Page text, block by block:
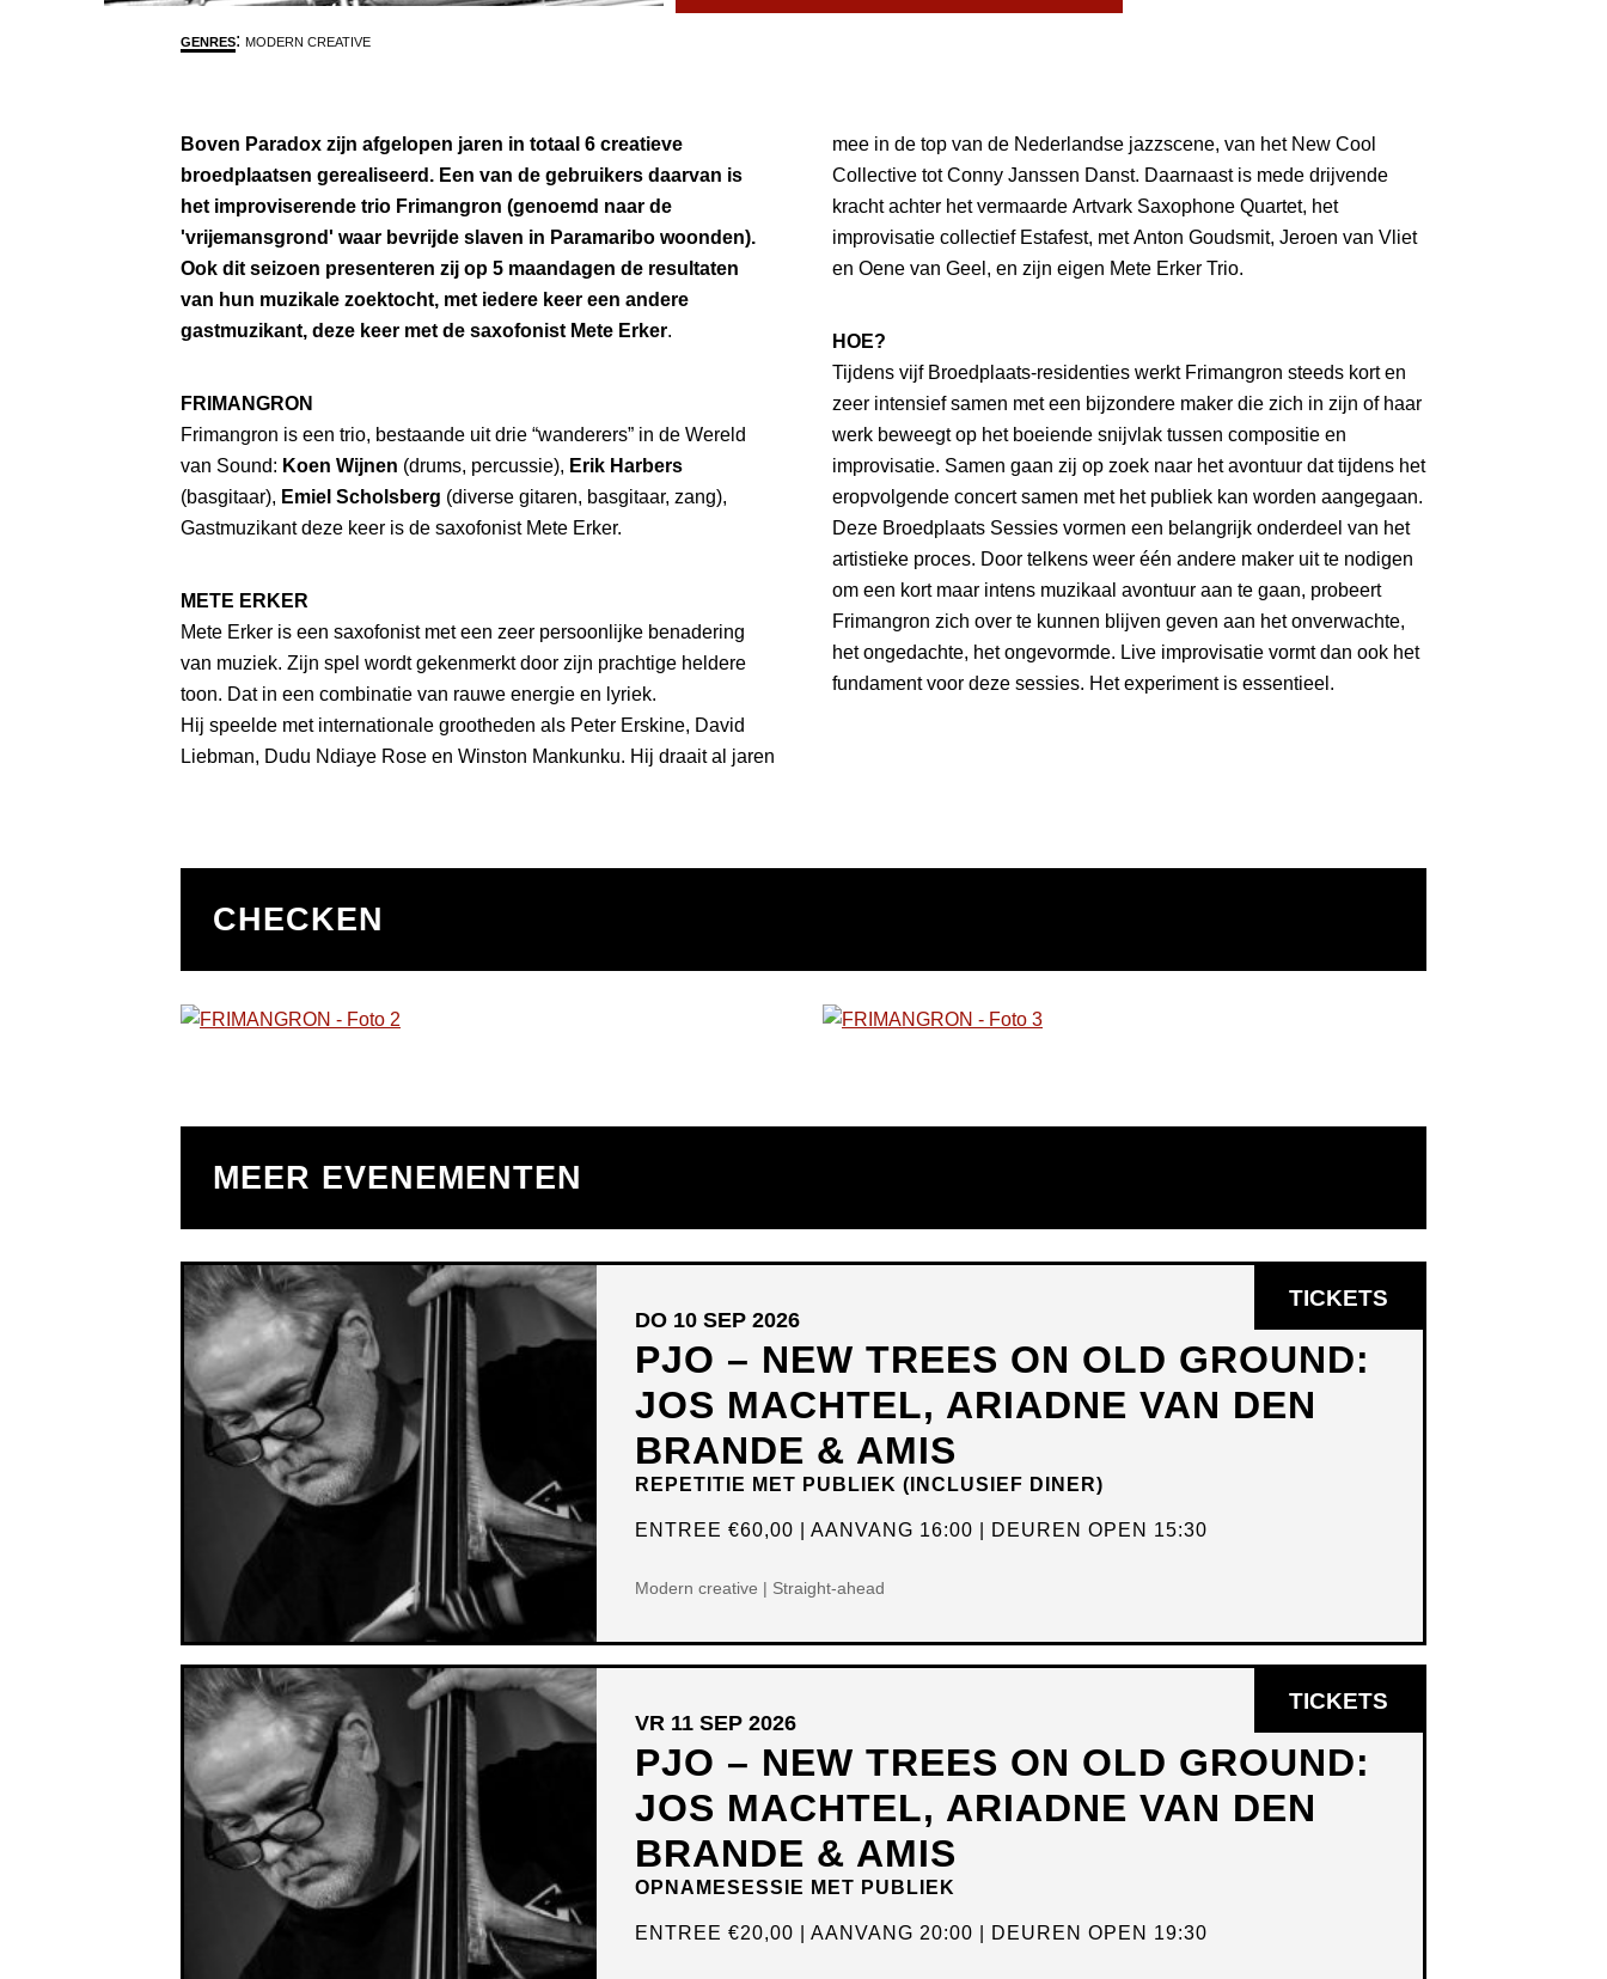
GENRES: MODERN CREATIVE
Boven Paradox zijn afgelopen jaren in totaal 6 creatieve
broedplaatsen gerealiseerd. Een van de gebruikers daarvan is
het improviserende trio Frimangron (genoemd naar de
'vrijemansgrond' waar bevrijde slaven in Paramaribo woonden).
Ook dit seizoen presenteren zij op 5 maandagen de resultaten
van hun muzikale zoektocht, met iedere keer een andere
gastmuzikant, deze keer met de saxofonist Mete Erker.
FRIMANGRON
Frimangron is een trio, bestaande uit drie “wanderers” in de Wereld
van Sound: Koen Wijnen (drums, percussie), Erik Harbers
(basgitaar), Emiel Scholsberg
Gastmuzikant deze keer is de saxofonist Mete Erker.
METE ERKER
Mete Erker is een saxofonist met een zeer persoonlijke benadering
van muziek. Zijn spel wordt gekenmerkt door zijn prachtige heldere
toon. Dat in een combinatie van rauwe energie en lyriek.
Hij speelde met internationale grootheden als Peter Erskine, David
Liebman, Dudu Ndiaye Rose en Winston Mankunku. Hij draait al jaren
mee in de top van de Nederlandse jazzscene, van het New Cool
Collective tot Conny Janssen Danst. Daarnaast is mede drijvende
kracht achter het vermaarde Artvark Saxophone Quartet, het
improvisatie collectief Estafest, met Anton Goudsmit, Jeroen van Vliet
en Oene van Geel, en zijn eigen Mete Erker Trio.
HOE?
Tijdens vijf Broedplaats-residenties werkt Frimangron steeds kort en
zeer intensief samen met een bijzondere maker die zich in zijn of haar
werk beweegt op het boeiende snijvlak tussen compositie en
improvisatie. Samen gaan zij op zoek naar het avontuur dat tijdens het
eropvolgende concert samen met het publiek kan worden aangegaan.
Deze Broedplaats Sessies vormen een belangrijk onderdeel van het
artistieke proces. Door telkens weer één andere maker uit te nodigen
om een kort maar intens muzikaal avontuur aan te gaan, probeert
Frimangron zich over te kunnen blijven geven aan het onverwachte,
het ongedachte, het ongevormde. Live improvisatie vormt dan ook het
fundament voor deze sessies. Het experiment is essentieel.
CHECKEN
MEER EVENEMENTEN
PJO – NEW TREES ON OLD GROUND:
JOS MACHTEL, ARIADNE VAN DEN
BRANDE & AMIS
REPETITIE MET PUBLIEK (INCLUSIEF DINER)
DO 10 SEP 2026
ENTREE€60,00 AANVANG 16:00 DEUREN OPEN 15:30
Modern creative | Straight-ahead
TICKETS
IN
PJO – NEW TREES ON OLD GROUND:
JOS MACHTEL, ARIADNE VAN DEN
BRANDE & AMIS
OPNAMESESSIE MET PUBLIEK
VR 11 SEP 2026
ENTREE€20,00 AANVANG 20:00 DEUREN OPEN 19:30
TICKETS
IN